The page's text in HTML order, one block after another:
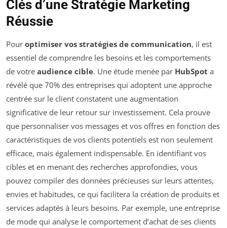
Clés d’une Stratégie Marketing
Réussie
Pour optimiser vos stratégies de communication, il est
essentiel de comprendre les besoins et les comportements
de votre audience cible. Une étude menée par HubSpot a
révélé que 70% des entreprises qui adoptent une approche
centrée sur le client constatent une augmentation
significative de leur retour sur investissement. Cela prouve
que personnaliser vos messages et vos offres en fonction des
caractéristiques de vos clients potentiels est non seulement
efficace, mais également indispensable. En identifiant vos
cibles et en menant des recherches approfondies, vous
pouvez compiler des données précieuses sur leurs attentes,
envies et habitudes, ce qui facilitera la création de produits et
services adaptés à leurs besoins. Par exemple, une entreprise
de mode qui analyse le comportement d’achat de ses clients